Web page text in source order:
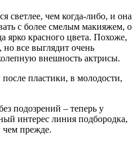
светлее, чем когда-либо, и она
с более смелым макияжем, о
ярко красного цвета. Похоже,
все выглядит очень
внешность актрисы.
подозрений – теперь у
интерес линия подбородка,
чем прежде.